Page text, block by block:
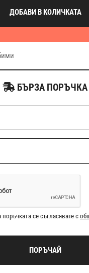
ДОБАВИ В КОЛИЧКАТА
БЪРЗА ПОРЪЧКА
се съгласявате с
ПОРЪЧАЙ